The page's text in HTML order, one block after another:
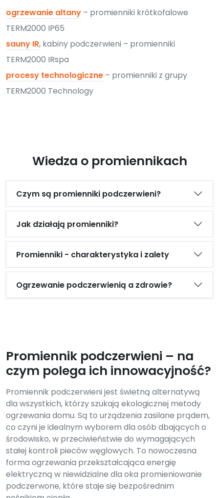
ogrzewanie altany – promienniki krótkofalowe
TERM2000 IP65
sauny IR, kabiny podczerwieni – promienniki
TERM2000 IRspa
procesy technologiczne – promienniki z grupy
TERM2000 Technology
Wiedza o promiennikach
Czym są promienniki podczerwieni?
Jak działają promienniki?
Promienniki - charakterystyka i zalety
Ogrzewanie podczerwienią a zdrowie?
Promiennik podczerwieni – na
czym polega ich innowacyjność?
Promiennik podczerwieni jest świetną alternatywą
dla wszystkich, którzy szukają ekologicznej metody
ogrzewania domu. Są to urządzenia zasilane prądem,
co czyni je idealnym wyborem dla osób dbających o
środowisko, w przeciwieństwie do wymagających
stałej kontroli pieców węglowych. To nowoczesna
forma ogrzewania przekształcająca energię
elektryczną w niewidzialne dla oka promieniowanie
podczerwone, które staje się bezpośrednim